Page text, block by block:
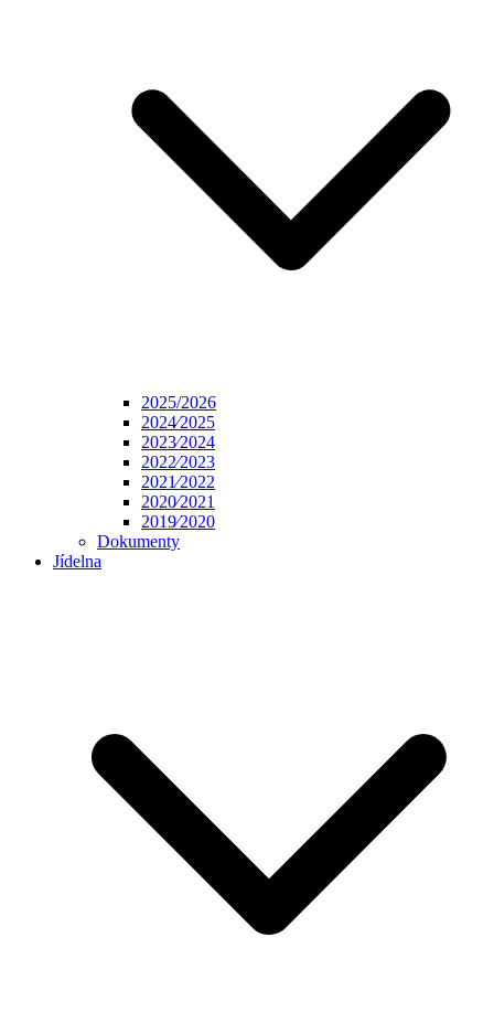
2025/2026
2024⁄2025
2023⁄2024
2022⁄2023
2021⁄2022
2020⁄2021
2019⁄2020
Dokumenty
Jídelna